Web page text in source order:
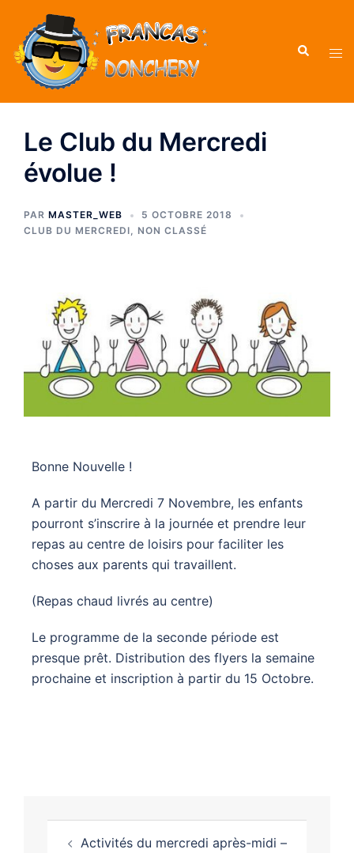
Le Club du Mercredi
évolue !
PAR MASTER_WEB
5 OCTOBRE 2018
CLUB DU MERCREDI, NON CLASSÉ
Bonne Nouvelle !
A partir du Mercredi 7 Novembre, les enfants
pourront s’inscrire à la journée et prendre leur
repas au centre de loisirs pour faciliter les
choses aux parents qui travaillent.
(Repas chaud livrés au centre)
Le programme de la seconde période est
presque prêt. Distribution des flyers la semaine
prochaine et inscription à partir du 15 Octobre.
Activités du mercredi après-midi –